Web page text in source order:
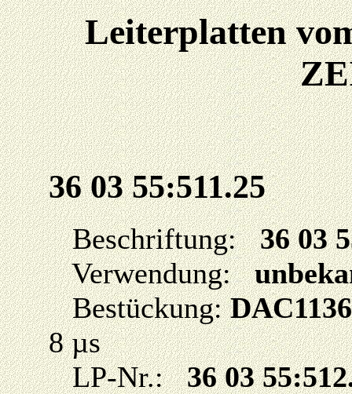
Leiterplatten
36 03 55:511.25
Beschriftung:36 03
Verwendung:
Bestückung:
8 µs
LP-Nr.:36 03